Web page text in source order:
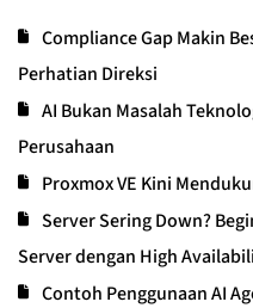
Compliance Gap Makin
Perhatian Direksi
AI Bukan Masalah
Perusahaan
Proxmox VE Kini
Server Sering Down?
Server dengan High
Contoh Penggunaan AI